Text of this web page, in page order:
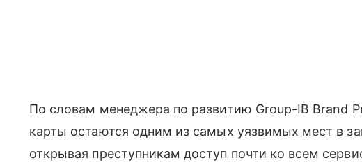
По словам менеджера по развитию Group-IB Brand
карты остаются одним из самых уязвимых мест в
открывая преступникам доступ почти ко всем